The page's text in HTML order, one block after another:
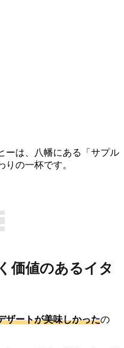
ーは、八幡にある「サプル
の一杯です。
価値のあるイタ
ザートが美味しかったの